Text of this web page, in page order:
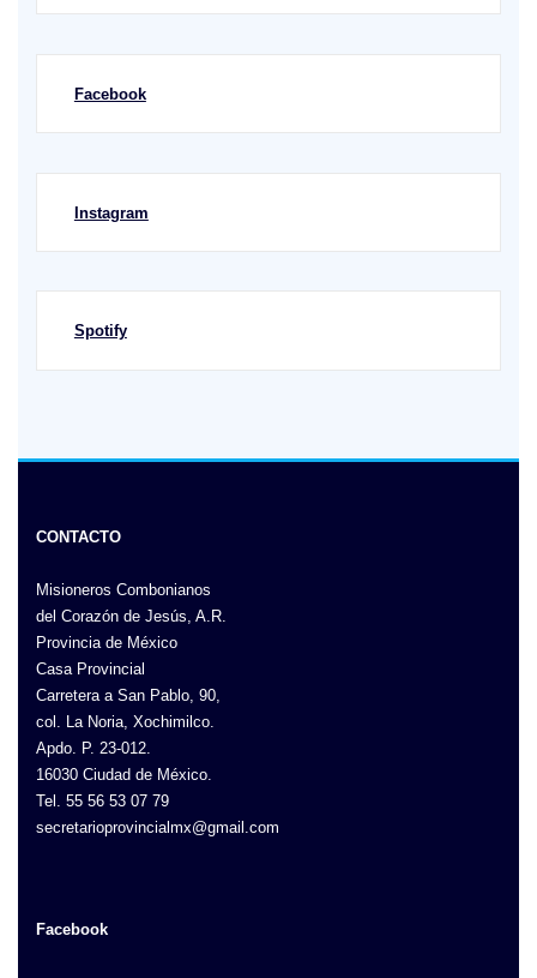
Facebook
Instagram
Spotify
CONTACTO
Misioneros Combonianos
del Corazón de Jesús, A.R.
Provincia de México
Casa Provincial
Carretera a San Pablo, 90,
col. La Noria, Xochimilco.
Apdo. P. 23-012.
16030 Ciudad de México.
Tel. 55 56 53 07 79
secretarioprovincialmx@gmail.com
Facebook